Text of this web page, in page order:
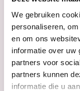
We gebruiken
personaliseren,
en om ons
informatie over uw
partners voor
partners kunnen
informatie die u